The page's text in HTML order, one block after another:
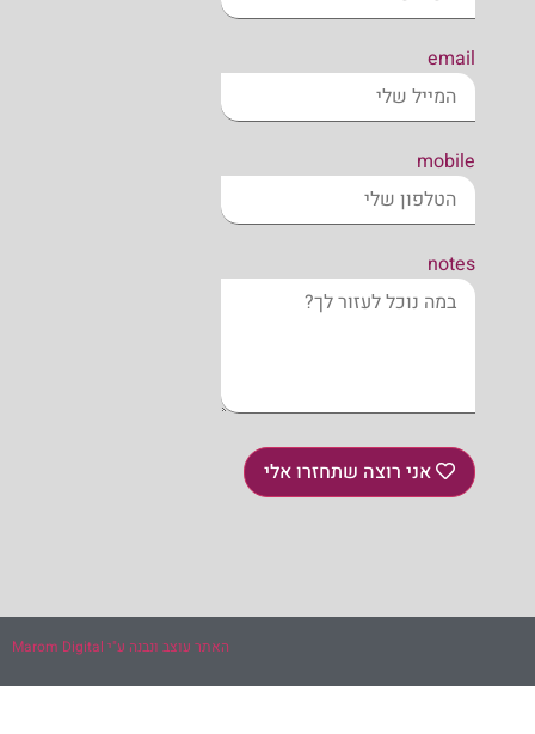
email
mobile
notes
אני רוצה שתחזרו אלי
האתר עוצב ונבנה ע"י Marom Digital